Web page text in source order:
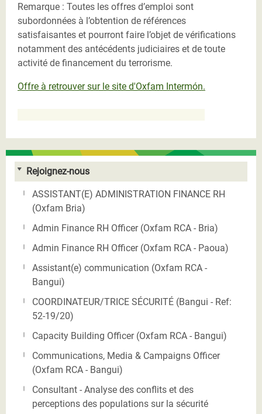
Remarque : Toutes les offres d’emploi sont
subordonnées à l’obtention de références
satisfaisantes et pourront faire l’objet de vérifications
notamment des antécédents judiciaires et de toute
activité de financement du terrorisme.
Offre à retrouver sur le site d'Oxfam Intermón.
Rejoignez-nous
ASSISTANT(E) ADMINISTRATION FINANCE RH
(Oxfam Bria)
Admin Finance RH Officer (Oxfam RCA - Bria)
Admin Finance RH Officer (Oxfam RCA - Paoua)
Assistant(e) communication (Oxfam RCA -
Bangui)
COORDINATEUR/TRICE SÉCURITÉ (Bangui - Ref:
52-19/20)
Capacity Building Officer (Oxfam RCA - Bangui)
Communications, Media & Campaigns Officer
(Oxfam RCA - Bangui)
Consultant - Analyse des conflits et des
perceptions des populations sur la sécurité